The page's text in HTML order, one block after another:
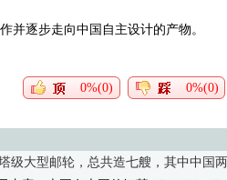
并逐步走向中国自主设计的产物。
0%(0) 0%(0)
级大型邮轮，总共造七艘，其中中国